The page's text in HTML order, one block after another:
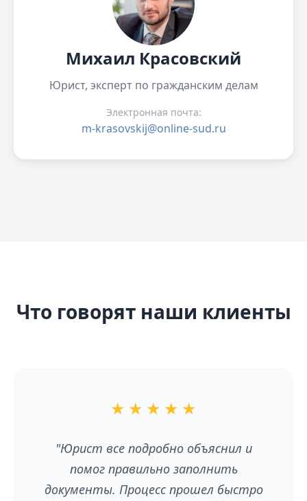
Михаил Красовский
Юрист, эксперт по гражданским делам
Электронная почта:
m-krasovskij@online-sud.ru
Что говорят наши клиенты
★ ★ ★ ★ ★
"Юрист все подробно объяснил и
помог правильно заполнить
документы. Процесс прошел быстро